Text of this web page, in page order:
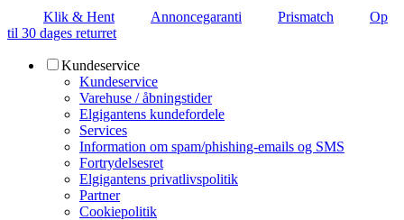
Klik & Hent Annoncegaranti Prismatch
Op
til 30 dages returret
Kundeservice
Kundeservice
Varehuse / åbningstider
Elgigantens kundefordele
Services
Information om spam/phishing-emails og SMS
Fortrydelsesret
Elgigantens privatlivspolitik
Partner
Cookiepolitik